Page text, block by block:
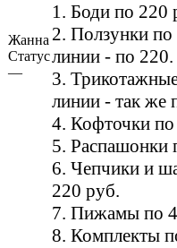
Жанна
Статус
—
1. Боди по 220
2. Ползунки
линии - по 220.
3.
линии - так же
4. Кофточки
5. Распашонки
6. Чепчики и
220 руб.
7. Пижамы по
8. Комплекты